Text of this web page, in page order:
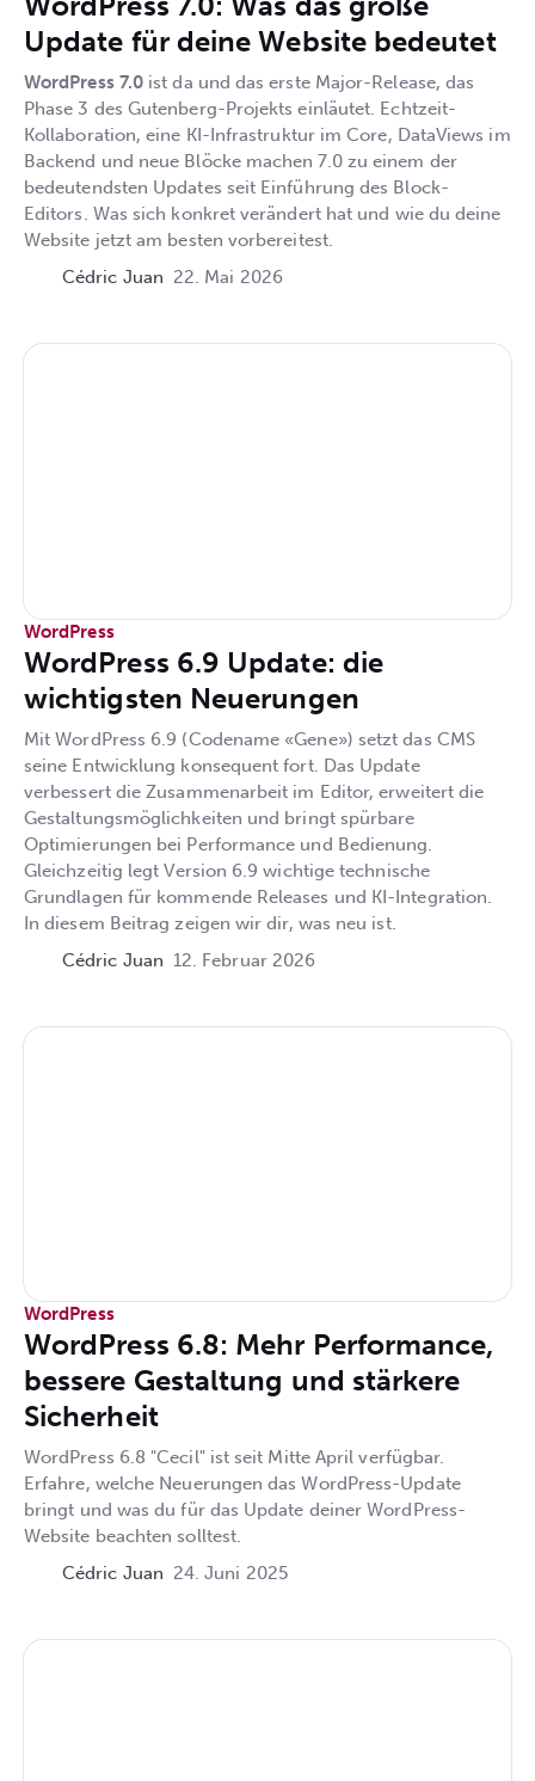
Update für deine Website bedeutet
WordPress 7.0 ist da und das erste Major-Release, das
Phase 3 des Gutenberg-Projekts einläutet. Echtzeit-
Kollaboration, eine KI-Infrastruktur im Core, DataViews im
Backend und neue Blöcke machen 7.0 zu einem der
bedeutendsten Updates seit Einführung des Block-
Editors. Was sich konkret verändert hat und wie du deine
Website jetzt am besten vorbereitest.
Cédric Juan 22. Mai 2026
WordPress
WordPress 6.9 Update: die
wichtigsten Neuerungen
Mit WordPress 6.9 (Codename «Gene») setzt das CMS
seine Entwicklung konsequent fort. Das Update
verbessert die Zusammenarbeit im Editor, erweitert die
Gestaltungsmöglichkeiten und bringt spürbare
Optimierungen bei Performance und Bedienung.
Gleichzeitig legt Version 6.9 wichtige technische
Grundlagen für kommende Releases und KI-Integration.
In diesem Beitrag zeigen wir dir, was neu ist.
Cédric Juan 12. Februar 2026
WordPress
WordPress 6.8: Mehr Performance,
bessere Gestaltung und stärkere
Sicherheit​
WordPress 6.8 "Cecil" ist seit Mitte April verfügbar.
Erfahre, welche Neuerungen das WordPress-Update
bringt und was du für das Update deiner WordPress-
Website beachten solltest.
Cédric Juan 24. Juni 2025